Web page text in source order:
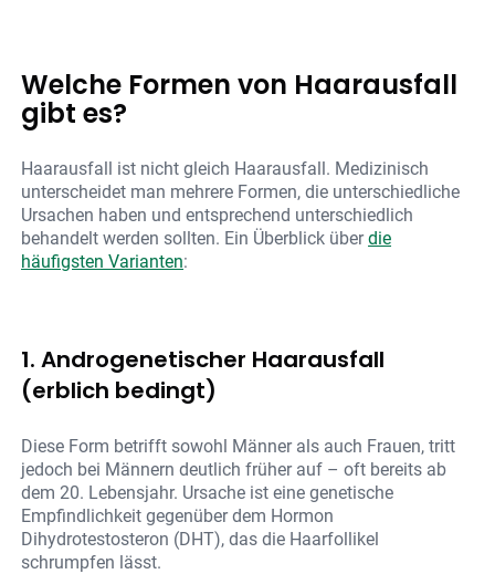
Welche Formen von Haarausfall
gibt es?
Haarausfall ist nicht gleich Haarausfall. Medizinisch
unterscheidet man mehrere Formen, die unterschiedliche
Ursachen haben und entsprechend unterschiedlich
behandelt werden sollten. Ein Überblick überdie
häufigsten Varianten:
1. Androgenetischer Haarausfall
(erblich bedingt)
Diese Form betrifft sowohl Männer als auch Frauen, tritt
jedoch bei Männern deutlich früher auf – oft bereits ab
dem 20. Lebensjahr. Ursache ist eine genetische
Empfindlichkeit gegenüber dem Hormon
Dihydrotestosteron (DHT), das die Haarfollikel
schrumpfen lässt.